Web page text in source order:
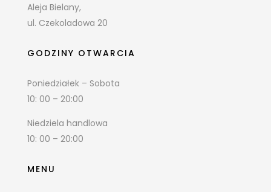
Aleja Bielany,
ul. Czekoladowa 20
GODZINY OTWARCIA
Poniedziałek – Sobota
10: 00 – 20:00
Niedziela handlowa
10: 00 – 20:00
MENU